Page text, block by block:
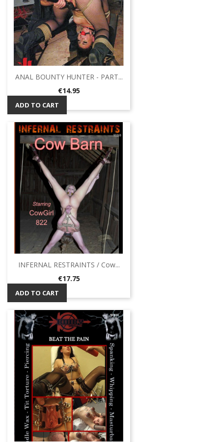
ANAL BOUNTY HUNTER - PART...
Price
€14.95
ADD TO CART
INFERNAL RESTRAINTS / Cow...
Price
€17.75
ADD TO CART